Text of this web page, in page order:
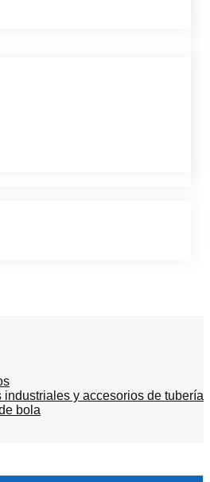
industriales y accesorios de tubería
bola